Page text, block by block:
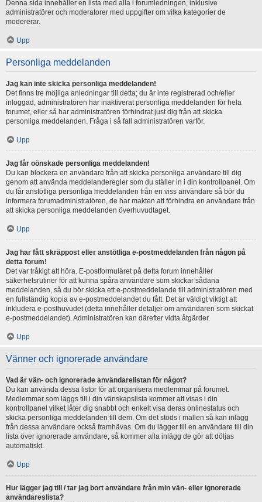
Denna sida innehåller en lista med alla i forumledningen, inklusive
administratörer och moderatorer med uppgifter om vilka kategorier de
modererar.
Upp
Personliga meddelanden
Jag kan inte skicka personliga meddelanden!
Det finns tre möjliga anledningar till detta; du är inte registrerad och/eller
inloggad, administratören har inaktiverat personliga meddelanden för hela
forumet, eller så har administratören förhindrat just dig från att skicka
personliga meddelanden. Fråga i så fall administratören varför.
Upp
Jag får oönskade personliga meddelanden!
Du kan blockera en användare från att skicka personliga användare till dig
genom att använda meddelanderegler som du ställer in i din kontrollpanel. Om
du får anstötliga personliga meddelanden från en viss användare så bör du
informera forumadministratören, de har makten att förhindra en användare från
att skicka personliga meddelanden överhuvudtaget.
Upp
Jag har fått skräppost eller anstötliga e-postmeddelanden från någon på
detta forum!
Det var tråkigt att höra. E-postformuläret på detta forum innehåller
säkerhetsrutiner för att kunna spåra användare som skickar sådana
meddelanden, så du bör skicka ett e-postmeddelande till administratören med
en fullständig kopia av e-postmeddelandet du fått. Det är väldigt viktigt att
inkludera e-posthuvudet (detta innehåller detaljer om användaren som skickat
e-postmeddelandet). Administratören kan därefter vidta åtgärder.
Upp
Vänner och ignorerade användare
Vad är vän- och ignorerade användarelistan för något?
Du kan använda dessa listor för att organisera medlemmar på forumet.
Medlemmar som läggs till i din vänskapslista kommer att visas i din
kontrollpanel vilket låter dig snabbt och enkelt visa deras onlinestatus och
skicka personliga meddelanden till dem. Om det stöds i mallen så kan inlägg
från dessa användare också framhävas. Om du lägger till en användare till din
lista över ignorerade användare, så kommer alla inlägg de gör att döljas
automatiskt.
Upp
Hur lägger jag till / tar jag bort användare från min vän- eller ignorerade
användareslista?